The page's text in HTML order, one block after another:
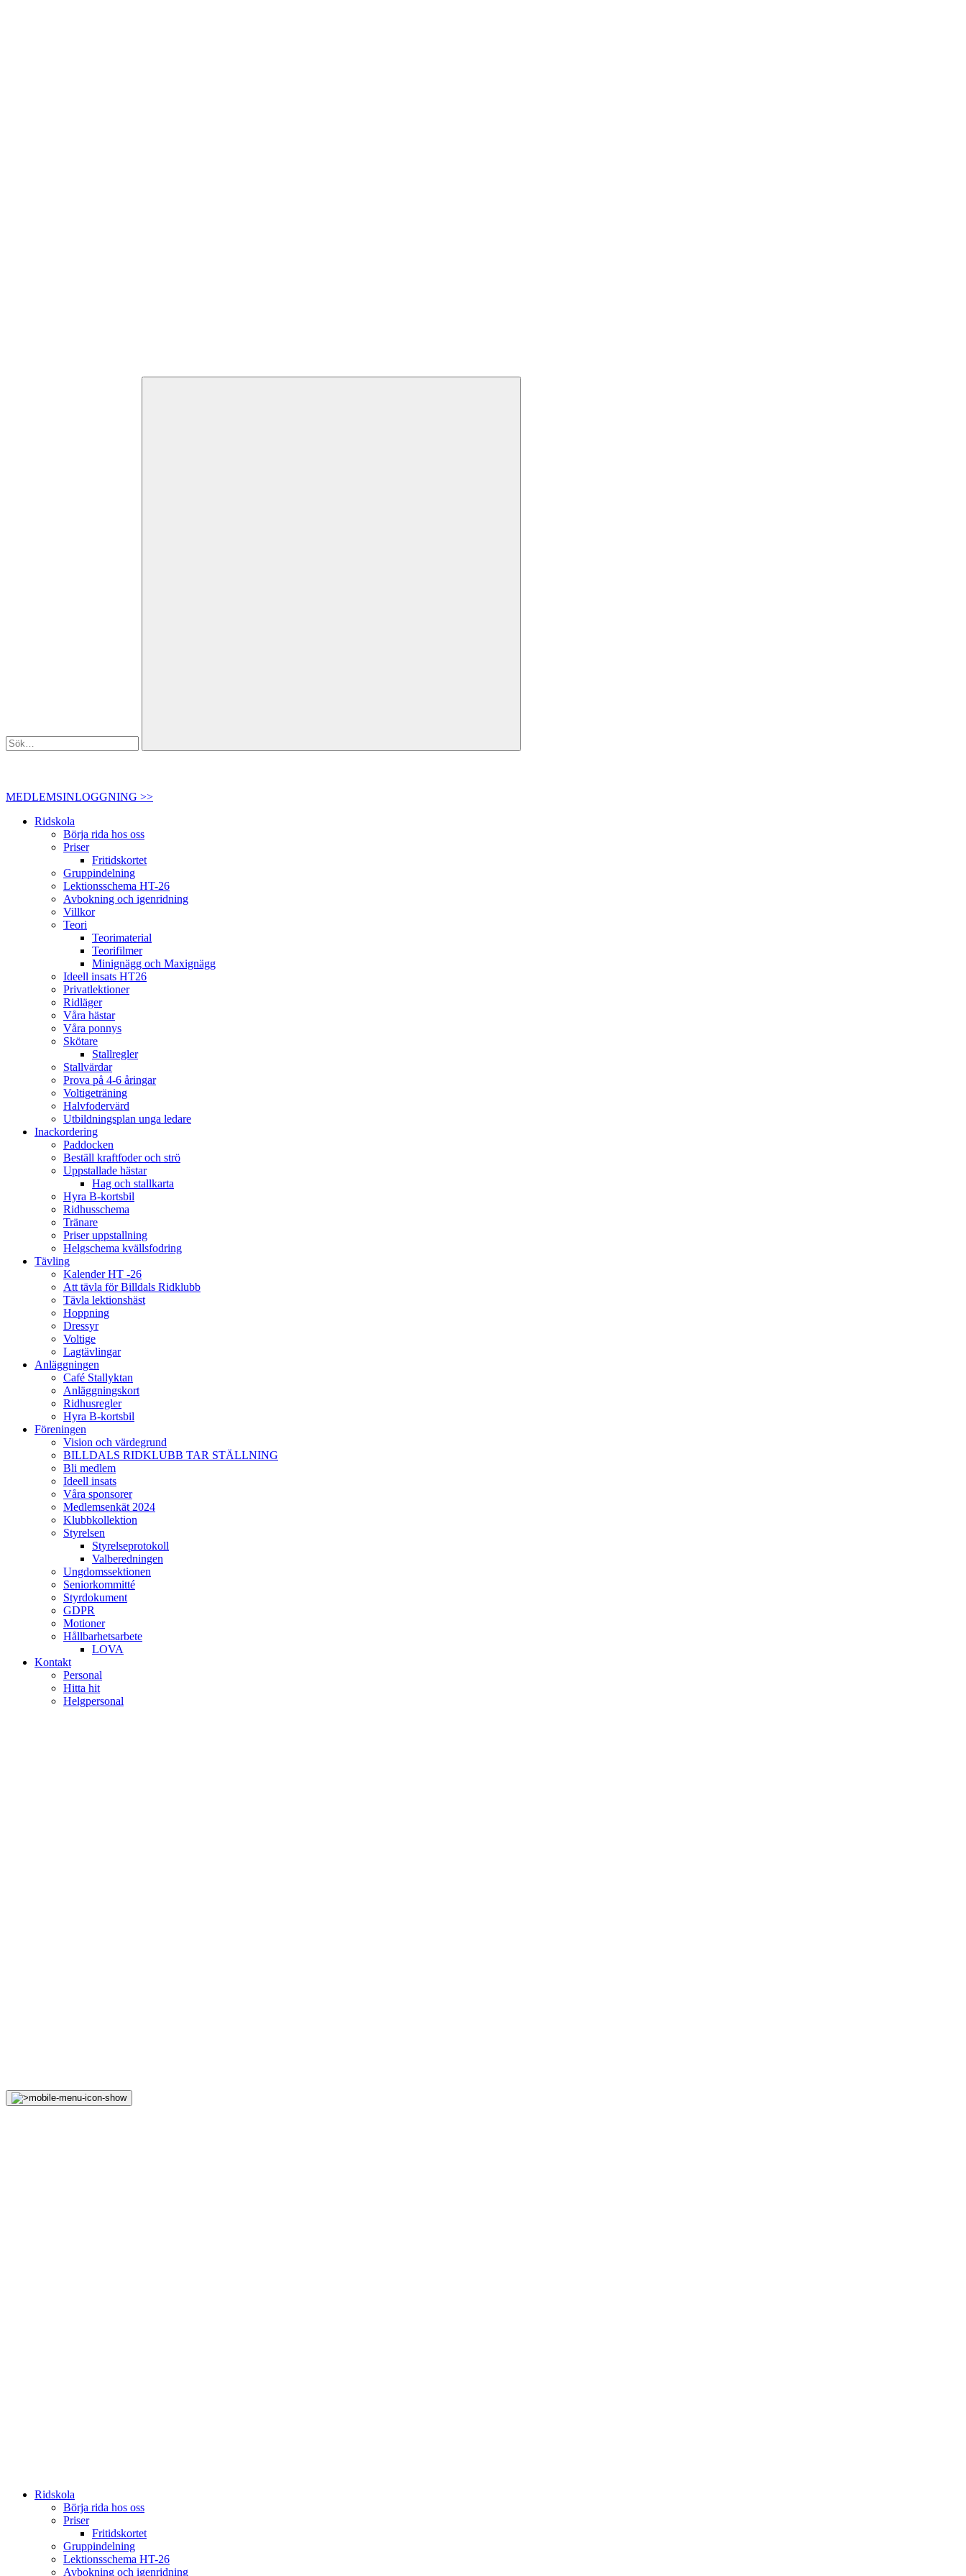
MEDLEMSINLOGGNING >>
Ridskola
Börja rida hos oss
Priser
Fritidskortet
Gruppindelning
Lektionsschema HT-26
Avbokning och igenridning
Villkor
Teori
Teorimaterial
Teorifilmer
Minignägg och Maxignägg
Ideell insats HT26
Privatlektioner
Ridläger
Våra hästar
Våra ponnys
Skötare
Stallregler
Stallvärdar
Prova på 4-6 åringar
Voltigeträning
Halvfodervärd
Utbildningsplan unga ledare
Inackordering
Paddocken
Beställ kraftfoder och strö
Uppstallade hästar
Hag och stallkarta
Hyra B-kortsbil
Ridhusschema
Tränare
Priser uppstallning
Helgschema kvällsfodring
Tävling
Kalender HT -26
Att tävla för Billdals Ridklubb
Tävla lektionshäst
Hoppning
Dressyr
Voltige
Lagtävlingar
Anläggningen
Café Stallyktan
Anläggningskort
Ridhusregler
Hyra B-kortsbil
Föreningen
Vision och värdegrund
BILLDALS RIDKLUBB TAR STÄLLNING
Bli medlem
Ideell insats
Våra sponsorer
Medlemsenkät 2024
Klubbkollektion
Styrelsen
Styrelseprotokoll
Valberedningen
Ungdomssektionen
Seniorkommitté
Styrdokument
GDPR
Motioner
Hållbarhetsarbete
LOVA
Kontakt
Personal
Hitta hit
Helgpersonal
Ridskola
Börja rida hos oss
Priser
Fritidskortet
Gruppindelning
Lektionsschema HT-26
Avbokning och igenridning